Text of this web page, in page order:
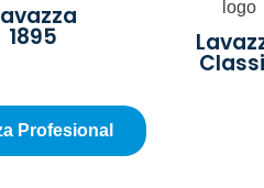
1895
Profesional